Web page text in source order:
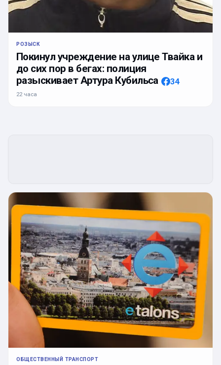
РОЗЫСК
Покинул учреждение на улице Твайка и
до сих пор в бегах: полиция
разыскивает Артура Кубильса
34
22 часа
ОБЩЕСТВЕННЫЙ ТРАНСПОРТ